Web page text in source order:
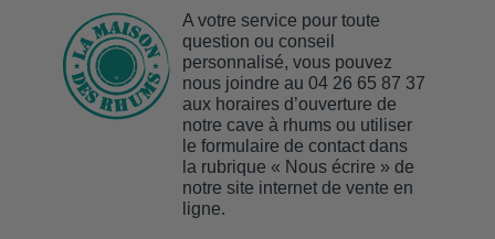
A votre service pour toute
question ou conseil
personnalisé, vous pouvez
nous joindre au 04 26 65 87 37
aux horaires d’ouverture de
notre cave à rhums ou utiliser
le formulaire de contact dans
la rubrique « Nous écrire » de
notre site internet de vente en
ligne.